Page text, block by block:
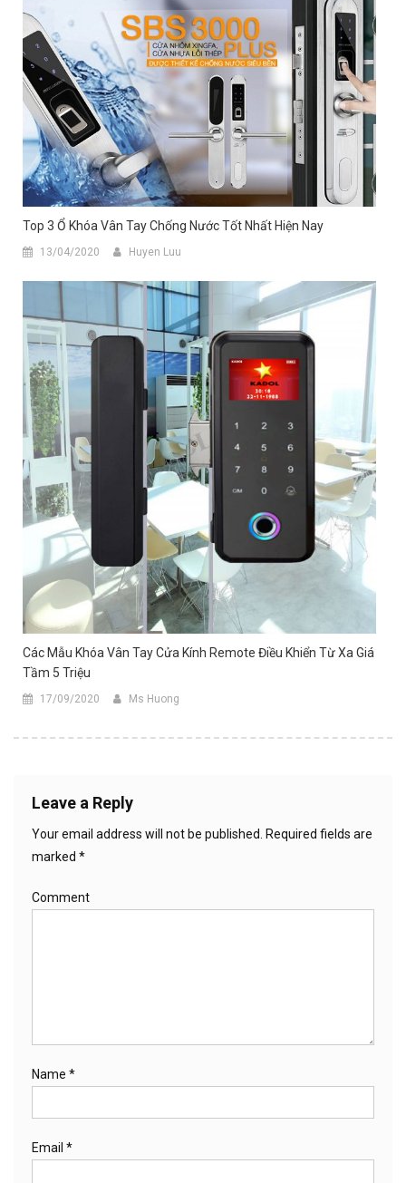
Top 3 Ổ Khóa Vân Tay Chống Nước Tốt Nhất Hiện Nay
13/04/2020 Huyen Luu
Các Mẫu Khóa Vân Tay Cửa Kính Remote Điều Khiển Từ Xa Giá
Tầm 5 Triệu
17/09/2020 Ms Huong
Leave a Reply
Your email address will not be published. Required fields are
marked *
Comment
Name *
Email *